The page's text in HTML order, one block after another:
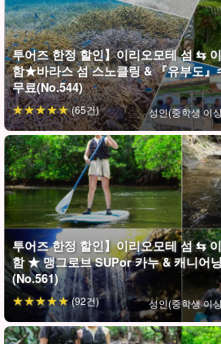
通常価格由布島観光＆西表島SUPor
+往復フェリー乗船券（石垣島⇄西表
様20,370円のところを18,200円의 저
액티비티와 페리를 각각 단품으로 구
저렴합니다.
투어즈 한정 할인】이리오모테 섬 ⇆
함★바라스 섬 스노클링 & 『유부도
무료(No.544)
성인(중학생 이
(65건)
투어즈 한정 할인】이리오모테 섬 ⇆
함 ★ 맹그로브 SUPor 카누 & 캐니어
(No.561)
성인(중학생 이
(92건)